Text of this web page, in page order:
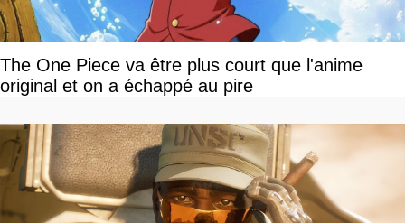
The One Piece va être plus court que l'anime
original et on a échappé au pire